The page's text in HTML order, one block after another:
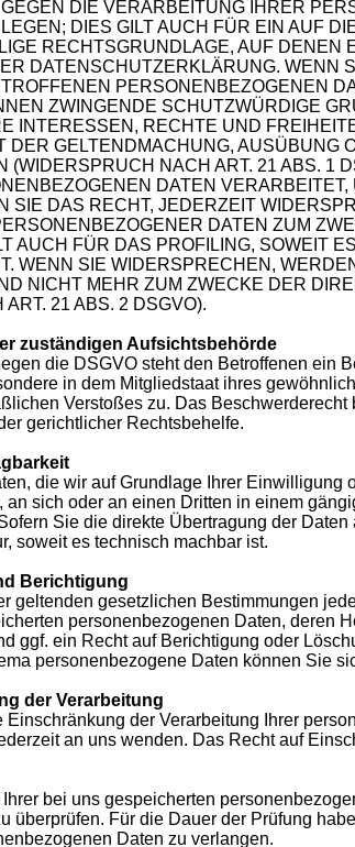
DIE VERARBEITUNG IHRER
DIES GILT AUCH FÜR EIN AUF
RECHTSGRUNDLAGE, AUF DENEN
DATENSCHUTZERKLÄRUNG. WENN
PERSONENBEZOGENEN
ZWINGENDE SCHUTZWÜRDIGE
INTERESSEN, RECHTE UND
DER GELTENDMACHUNG, AUSÜBUNG
(WIDERSPRUCH NACH ART. 21 ABS. 1
DATEN
SIE DAS RECHT, JEDERZEIT
DATEN ZUM
AUCH FÜR DAS PROFILING, SOWEIT
WENN SIE WIDERSPRECHEN,
NICHT MEHR ZUM ZWECKE DER
21 ABS. 2 DSGVO).
zuständigen Aufsichtsbehörde
die DSGVO steht den Betroffenen ein
in dem Mitgliedstaat ihres
Verstoßes zu. Das
gerichtlicher Rechtsbehelfe.
die wir auf Grundlage Ihrer Einwilligung
an sich oder an einen Dritten in einem
Sie die direkte Übertragung der
soweit es technisch machbar ist.
Berichtigung
geltenden gesetzlichen Bestimmungen
personenbezogenen Daten, deren
ggf. ein Recht auf Berichtigung oder
personenbezogene Daten können Sie
der Verarbeitung
Einschränkung der Verarbeitung Ihrer
an uns wenden. Das Recht auf
bei uns gespeicherten
überprüfen. Für die Dauer der Prüfung
Daten zu verlangen.